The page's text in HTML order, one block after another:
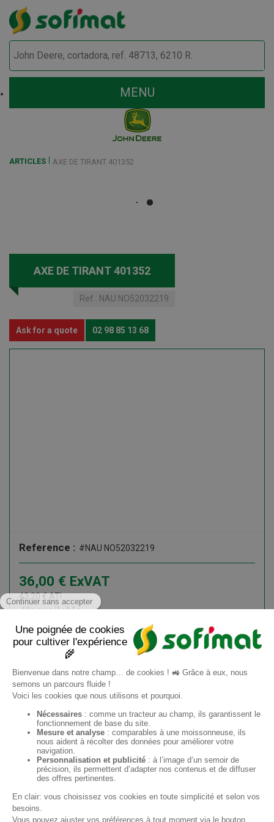
MENU
ARTICLES AXE DE TIRANT 401352
AXE DE TIRANT 401352
Ref : NAU NO52032219
Ask for a quote 02 98 85 13 68
Reference : #NAU NO52032219
36,00 € ExVAT
43,20€ATI
Unavailable
Add to cart
ES
Sofimat